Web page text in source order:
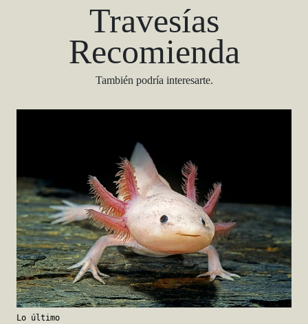
Travesías
Recomienda
También podría interesarte.
Lo último